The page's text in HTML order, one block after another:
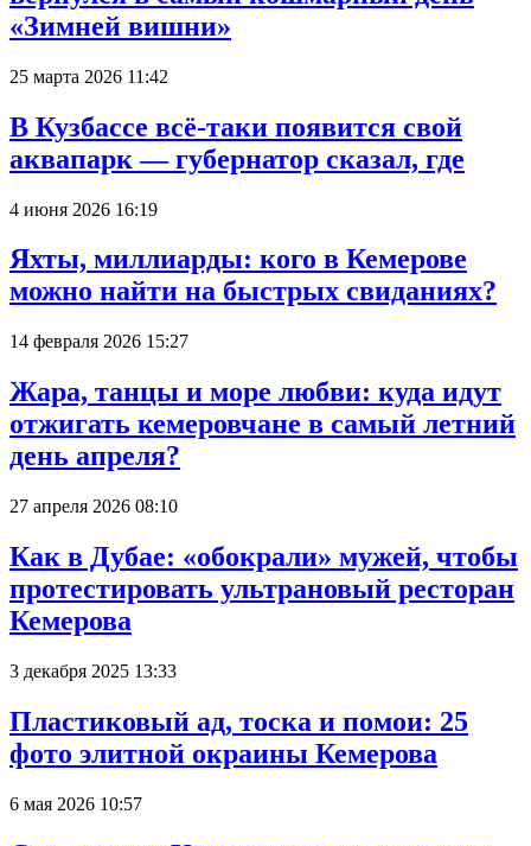
«Зимней вишни»
25 марта 2026 11:42
В Кузбассе всё-таки появится свой
аквапарк — губернатор сказал, где
4 июня 2026 16:19
Яхты, миллиарды: кого в Кемерове
можно найти на быстрых свиданиях?
14 февраля 2026 15:27
Жара, танцы и море любви: куда идут
отжигать кемеровчане в самый летний
день апреля?
27 апреля 2026 08:10
Как в Дубае: «обокрали» мужей, чтобы
протестировать ультрановый ресторан
Кемерова
3 декабря 2025 13:33
Пластиковый ад, тоска и помои: 25
фото элитной окраины Кемерова
6 мая 2026 10:57